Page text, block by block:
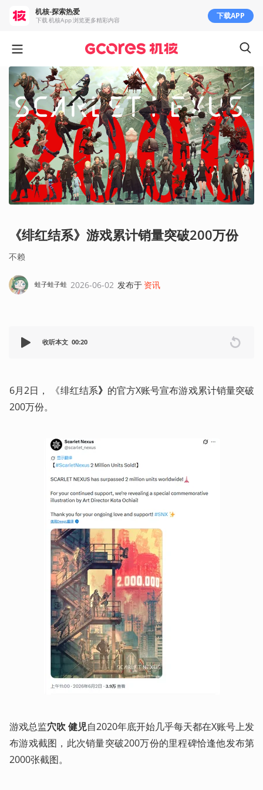
《绯红结系》游戏累计销量突破200万份
不赖
蛙子蛙子蛙 2026-06-02 发布于 资讯
收听本文 00:20
6月2日， 《绯红结系》 的官方X账号宣布游戏累计销量突破
200万份。
游戏总监穴吹 健児自2020年底开始几乎每天都在X账号上发
布游戏截图，此次销量突破200万份的里程碑恰逢他发布第
2000张截图。
机核-探索热爱
下载 机核App 浏览更多精彩内容 下载APP